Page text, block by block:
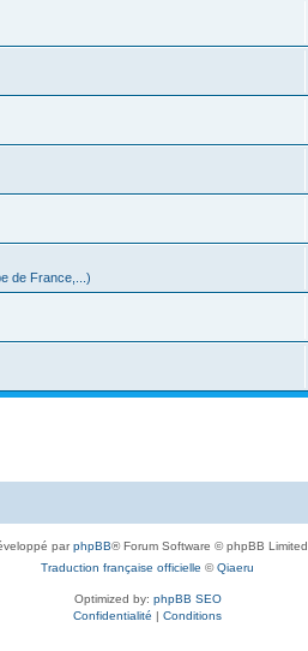
de France,...)
parphpBB® Forum Software © phpBB Limited
Traduction française officielle ©Qiaeru
Optimized by: phpBB SEO
Confidentialité | Conditions